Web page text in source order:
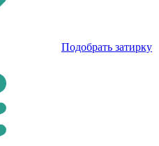
Подобрать затирку